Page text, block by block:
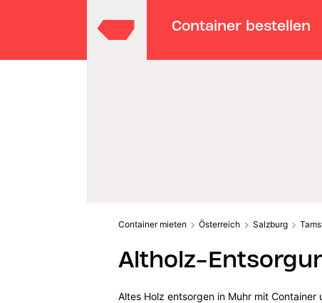
Container bestellen
Container mieten Österreich Salzburg
Altholz-
Altes Holz entsorgen in Muhr mit